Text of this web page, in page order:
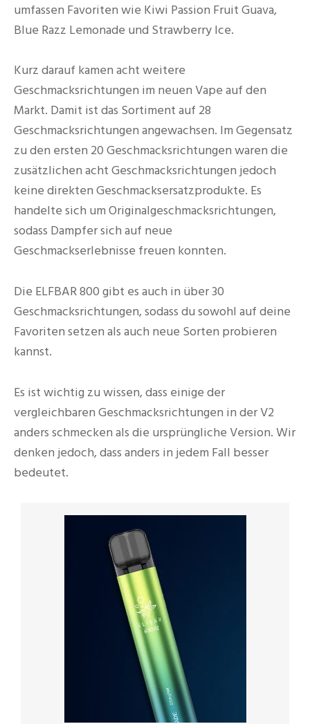
umfassen Favoriten wie Kiwi Passion Fruit Guava,
Blue Razz Lemonade und Strawberry Ice.
Kurz darauf kamen acht weitere
Geschmacksrichtungen im neuen Vape auf den
Markt. Damit ist das Sortiment auf 28
Geschmacksrichtungen angewachsen. Im Gegensatz
zu den ersten 20 Geschmacksrichtungen waren die
zusätzlichen acht Geschmacksrichtungen jedoch
keine direkten Geschmacksersatzprodukte. Es
handelte sich um Originalgeschmacksrichtungen,
sodass Dampfer sich auf neue
Geschmackserlebnisse freuen konnten.
Die ELFBAR 800 gibt es auch in über 30
Geschmacksrichtungen, sodass du sowohl auf deine
Favoriten setzen als auch neue Sorten probieren
kannst.
Es ist wichtig zu wissen, dass einige der
vergleichbaren Geschmacksrichtungen in der V2
anders schmecken als die ursprüngliche Version. Wir
denken jedoch, dass anders in jedem Fall besser
bedeutet.